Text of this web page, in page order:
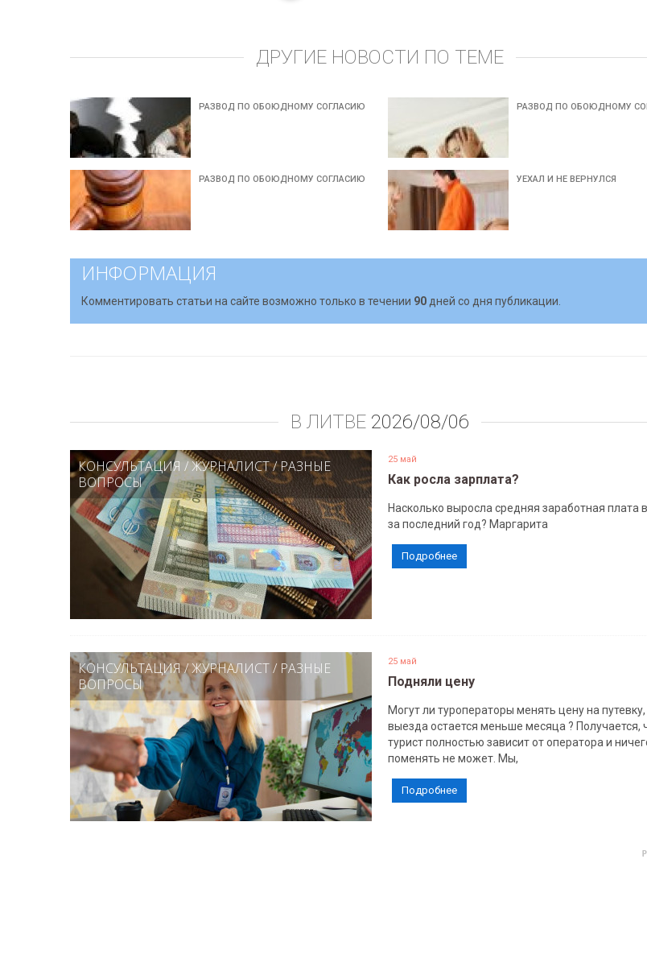
ДРУГИЕ НОВОСТИ ПО ТЕМЕ
РАЗВОД ПО ОБОЮДНОМУ СОГЛАСИЮ РАЗВОД ПО ОБОЮДНОМУ
РАЗВОД ПО ОБОЮДНОМУ СОГЛАСИЮ УЕХАЛ И НЕ ВЕРНУЛСЯ
ИНФОРМАЦИЯ
Комментировать статьи на сайте возможно только в течении 90 дней со дня публикации.
В ЛИТВЕ 2026/08/06
КОНСУЛЬТАЦИЯ /ЖУРНАЛИСТ/РАЗНЫЕ
ВОПРОСЫ
25 май
Как росла зарплата?
Насколько выросла средняя заработная плата
за последний год? Маргарита
Подробнее
КОНСУЛЬТАЦИЯ/ЖУРНАЛИСТ/ РАЗНЫЕ
ВОПРОСЫ
25 май
Подняли цену
Могут ли туроператоры менять цену на
выезда остается меньше месяца ? Получается,
турист полностью зависит от оператора и
поменять не может. Мы,
Подробнее